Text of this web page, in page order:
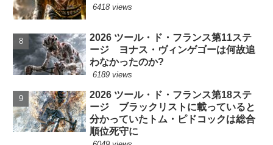
6418 views
2026 ツール・ド・フランス第11ステ
ージ ヨナス・ヴィンゲゴーは何故追
わなかったのか?
6189 views
2026 ツール・ド・フランス第18ステ
ージ ブラックリストに載っていると
分かっていたトム・ピドコックは総合
順位死守に